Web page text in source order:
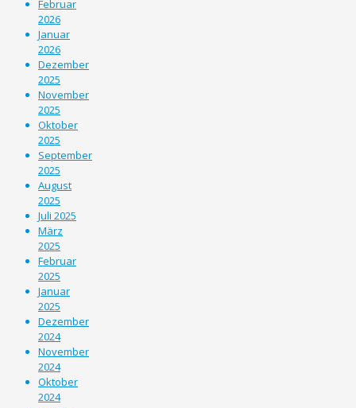
Februar
2026
Januar
2026
Dezember
2025
November
2025
Oktober
2025
September
2025
August
2025
Juli 2025
März
2025
Februar
2025
Januar
2025
Dezember
2024
November
2024
Oktober
2024